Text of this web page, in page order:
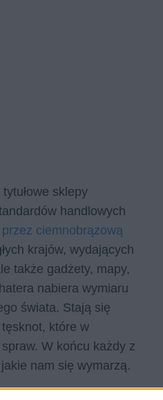
sklepy
handlowych
ciemnobrązową
krajów, wydających
także gadżety, mapy,
nabiera wymiaru
świata. Stają się
które w
W końcu każdy z
nam się wymarzą.